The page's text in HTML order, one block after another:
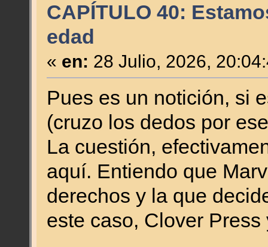
CAPÍTULO 40:
edad
« en: 28 Julio, 2026,
Pues es un notición, si
(cruzo los dedos por
La cuestión,
aquí. Entiendo que
derechos y la que
este caso, Clover